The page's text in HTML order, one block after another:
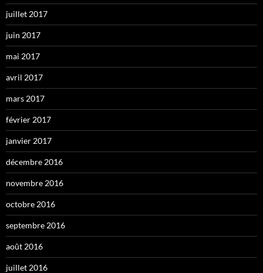
juillet 2017
juin 2017
mai 2017
avril 2017
mars 2017
février 2017
janvier 2017
décembre 2016
novembre 2016
octobre 2016
septembre 2016
août 2016
juillet 2016